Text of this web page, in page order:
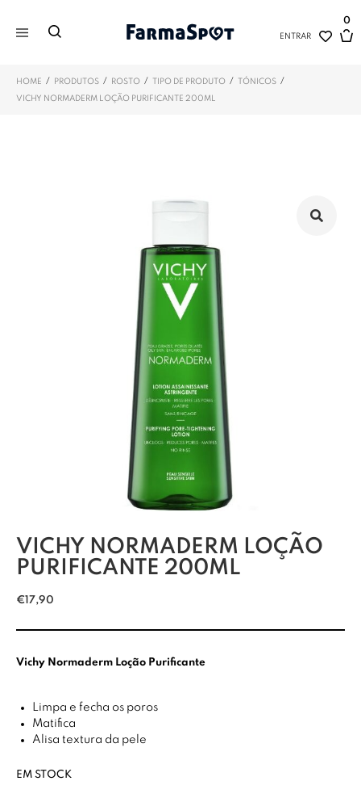
ENTRAR
0
HOME / PRODUTOS / ROSTO / TIPO DE PRODUTO / TÓNICOS /
VICHY NORMADERM LOÇÃO PURIFICANTE 200ML
VICHY NORMADERM LOÇÃO
PURIFICANTE 200ML
€17,90
Vichy Normaderm Loção Purificante
Limpa e fecha os poros
Matifica
Alisa textura da pele
EM STOCK